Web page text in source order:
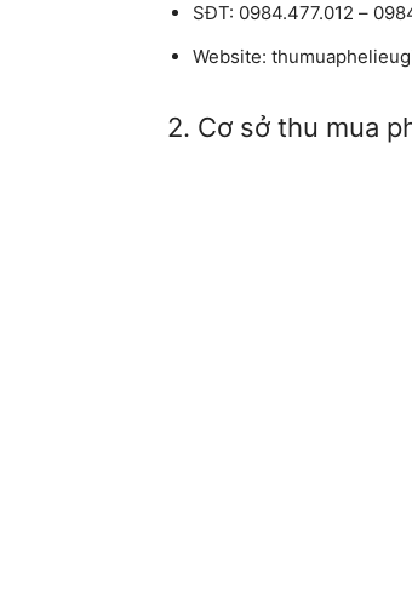
SĐT: 0984.477.012 –
Website:
2. Cơ sở thu mua